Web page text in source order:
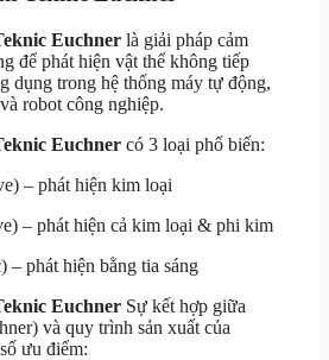
Euchner là giải pháp cảm
để phát hiện vật thể không tiếp
dụng trong hệ thống máy tự động,
robot công nghiệp.
Euchner có 3 loại phổ biến:
– phát hiện kim loại
– phát hiện cả kim loại & phi kim
– phát hiện bằng tia sáng
Euchner Sự kết hợp giữa
và quy trình sản xuất của
ưu điểm: